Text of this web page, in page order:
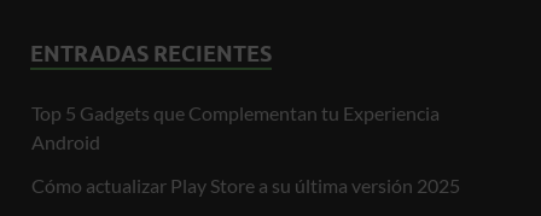
ENTRADAS RECIENTES
Top 5 Gadgets que Complementan tu Experiencia
Android
Cómo actualizar Play Store a su última versión 2025